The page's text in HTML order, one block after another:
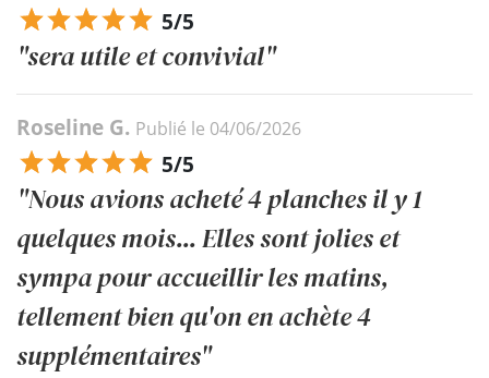
5/5
"sera utile et convivial"
Roseline G. Publié le 04/06/2026
5/5
"Nous avions acheté 4 planches il y 1
quelques mois... Elles sont jolies et
sympa pour accueillir les matins,
tellement bien qu'on en achète 4
supplémentaires"